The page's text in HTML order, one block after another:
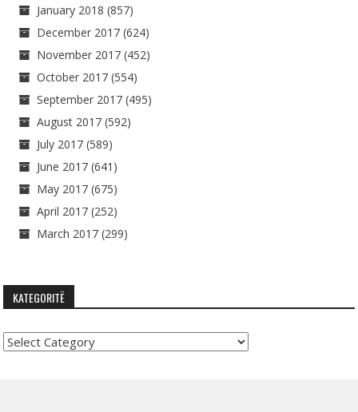
January 2018 (857)
December 2017 (624)
November 2017 (452)
October 2017 (554)
September 2017 (495)
August 2017 (592)
July 2017 (589)
June 2017 (641)
May 2017 (675)
April 2017 (252)
March 2017 (299)
KATEGORITË
Kategoritë